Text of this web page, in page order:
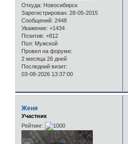
Откуда: Новосибирск
Зарегистрирован: 28-05-2015
Сообщений: 2448
Уважение: +1434
Позитив: +812
Пол: Мужской
Провел на форуме:
2 месяца 26 дней
Последний визит:
03-08-2026 13:37:00
Женя
Участник
Рейтинг: